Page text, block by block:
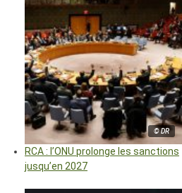
© DR
RCA : l’ONU prolonge les sanctions
jusqu’en 2027